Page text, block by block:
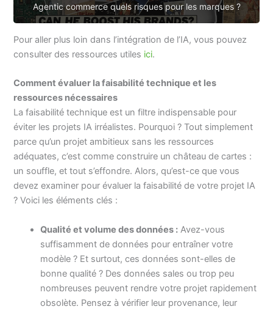
Agentic commerce quels risques pour les marques ?
Pour aller plus loin dans l’intégration de l’IA, vous pouvez
consulter des ressources utiles ici.
Comment évaluer la faisabilité technique et les
ressources nécessaires
La faisabilité technique est un filtre indispensable pour
éviter les projets IA irréalistes. Pourquoi ? Tout simplement
parce qu’un projet ambitieux sans les ressources
adéquates, c’est comme construire un château de cartes :
un souffle, et tout s’effondre. Alors, qu’est-ce que vous
devez examiner pour évaluer la faisabilité de votre projet IA
? Voici les éléments clés :
Qualité et volume des données : Avez-vous
suffisamment de données pour entraîner votre
modèle ? Et surtout, ces données sont-elles de
bonne qualité ? Des données sales ou trop peu
nombreuses peuvent rendre votre projet rapidement
obsolète. Pensez à vérifier leur provenance, leur